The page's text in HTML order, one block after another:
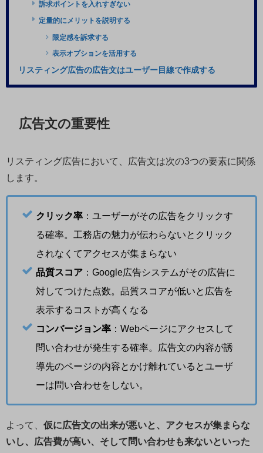
訴求ポイントを入れすぎない
定量的にメリットを説明する
限定感を訴求する
表示オプションを活用する
リスティング広告の広告文はユーザー目線で作成する
広告文の重要性
リスティング広告において、広告文は次の3つの要素に関係
します。
クリック率 ：ユーザーがその広告をクリックす
る確率。工務店の魅力が伝わらないとクリック
されなくてアクセスが集まらない
品質スコア ：Google広告システムがその広告に
対してつけた点数。品質スコアが低いと広告を
表示するコストが高くなる
コンバージョン率 ：Webページにアクセスして
問い合わせが発生する確率。広告文の内容が誘
導先のページの内容とかけ離れているとユーザ
ーは問い合わせをしない。
よって、 仮に広告文の出来が悪いと、アクセスが集まらな
いし、広告費が高い、そして問い合わせも来ないといった